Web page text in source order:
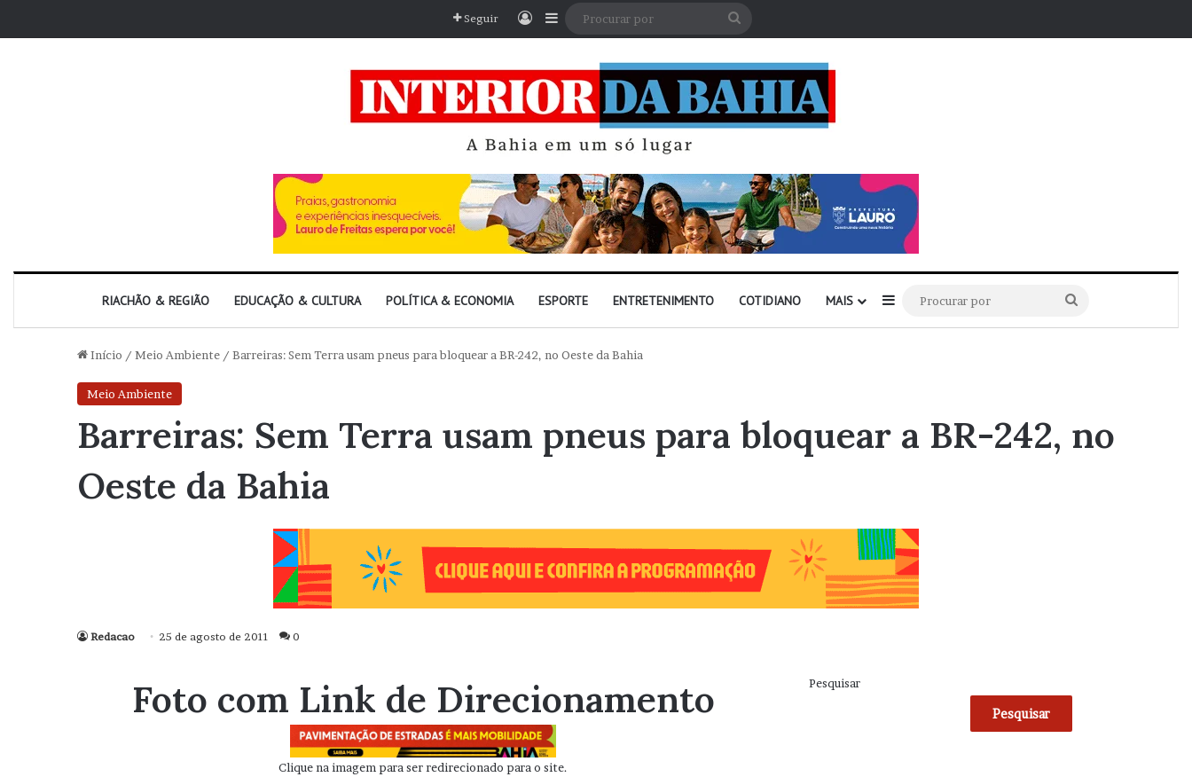
Seguir EntrarBarra Lateral
RIACHÃO & REGIÃO EDUCAÇÃO & CULTURA POLÍTICA & ECONOMIA ESPORTE ENTRETENIMENTO COTIDIANO MAIS Barra Lateral
por
Início / Meio Ambiente / Barreiras: Sem Terra usam pneus para bloquear a BR-242, no Oeste da Bahia
Meio Ambiente
Barreiras: Sem Terra usam pneus para bloquear a BR-242, no
Oeste da Bahia
Redacao 25 de agosto de 2011 0
Foto com Link de Direcionamento
Clique na imagem para ser redirecionado para o site.
Pesquisar
Pesquisar